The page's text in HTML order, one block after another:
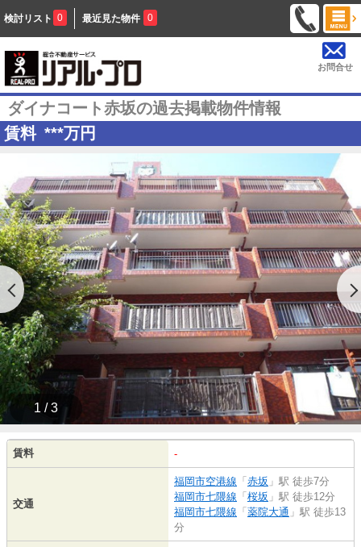
検討リスト 0 最近見た物件 0
お問合せ
ダイナコート赤坂の過去掲載物件情報
賃料 ***万円
1 / 3
賃料 -
交通
福岡市空港線 「 赤坂 」駅 徒歩7分
福岡市七隈線 「 桜坂 」駅 徒歩12分
福岡市七隈線 「 薬院大通 」駅 徒歩13
分